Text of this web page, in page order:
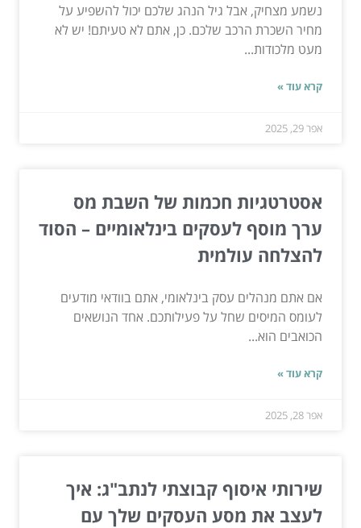
נשמע מצחיק, אבל גיל הנהג שלכם יכול להשפיע על
מחיר השכרת הרכב שלכם. כן, אתם לא טעיתם! יש לא
מעט מלכודות...
קרא עוד »
אפר 29, 2025
אסטרטגיות חכמות של השבת מס
ערך מוסף לעסקים בינלאומיים – הסוד
להצלחה עולמית
אם אתם מנהלים עסק בינלאומי, אתם בוודאי מודעים
לעומס המיסים שחל על פעילותכם. אחד הנושאים
הכואבים הוא...
קרא עוד »
אפר 28, 2025
שירותי איסוף קבוצתי לנתב"ג: איך
לעצב את מסע העסקים שלך עם